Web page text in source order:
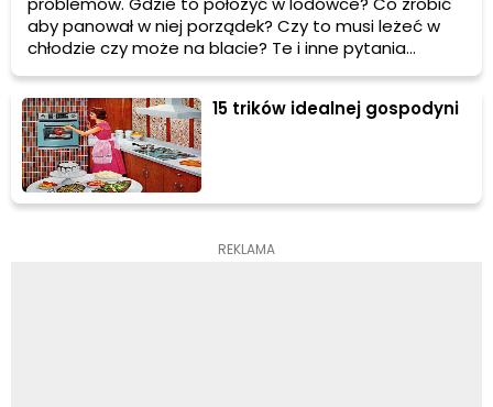
aby panował w niej porządek? Czy to musi leżeć w
chłodzie czy może na blacie? Te i inne pytania
niejednokrotnie męczą przede wszystkim
początkujące panie domu. Postaramy się
podpowiedzieć co nieco w kwestii przechowywania
naszego jedzenia.
15 trików idealnej gospodyni
REKLAMA